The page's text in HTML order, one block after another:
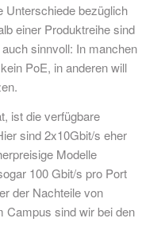
Unterschiede bezüglich
einer Produktreihe sind
sinnvoll: In manchen
PoE, in anderen will
ist die verfügbare
sind 2x10Gbit/s eher
Modelle
100 Gbit/s pro Port
der Nachteile von
Campus sind wir bei den